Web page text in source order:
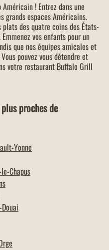
! Entrez dans une
grands espaces Américains.
des quatre coins des États-
vos enfants pour un
que nos équipes amicales et
pouvez vous détendre et
votre restaurant Buffalo Grill
proches de
Yonne
Chapus